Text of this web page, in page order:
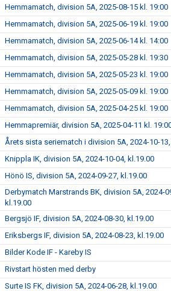
Hemmamatch, division 5A, 2025-08-15 kl. 19:00
Hemmamatch, division 5A, 2025-06-19 kl. 19:00
Hemmamatch, division 5A, 2025-06-14 kl. 14:00
Hemmamatch, division 5A, 2025-05-28 kl. 19:30
Hemmamatch, division 5A, 2025-05-23 kl. 19:00
Hemmamatch, division 5A, 2025-05-09 kl. 19:00
Hemmamatch, division 5A, 2025-04-25 kl. 19:00
Hemmapremiär, division 5A, 2025-04-11 kl.
Årets sista seriematch i division 5A, 2024-10-
Knippla IK, division 5A, 2024-10-04, kl.19.00
Hönö IS, division 5A, 2024-09-27, kl.19.00
Derbymatch Marstrands BK, division 5A, 2024-
kl.19.00
Bergsjö IF, division 5A, 2024-08-30, kl.19.00
Eriksbergs IF, division 5A, 2024-08-23, kl.19.00
Bilder Kode IF - Kareby IS
Rivstart hösten med derby
Surte IS FK, division 5A, 2024-06-28, kl.19.00